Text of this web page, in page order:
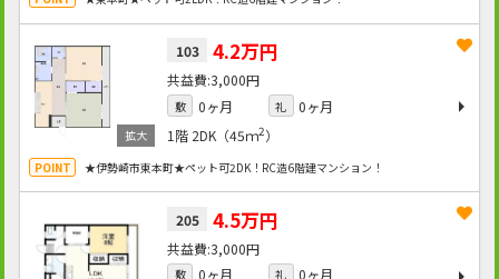
103 4.2万円
3,000円
敷 0ヶ月 礼
0ヶ月
1階 2DK（45ｍ2）
★伊勢崎市東本町★ペット可2DK！RC造6階建マンション！
205 4.5万円
3,000円
敷 0ヶ月 礼
0ヶ月